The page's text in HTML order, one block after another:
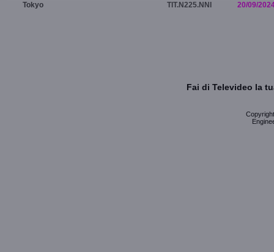
Tokyo
TIT.N225.NNI 20/09/
Fai di Televideo la